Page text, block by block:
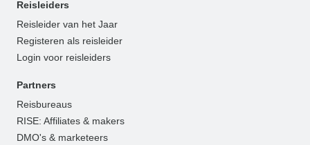
Reisleiders
Reisleider van het Jaar
Registeren als reisleider
Login voor reisleiders
Partners
Reisbureaus
RISE: Affiliates & makers
DMO's & marketeers